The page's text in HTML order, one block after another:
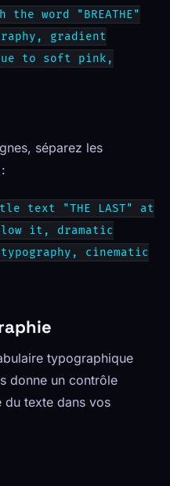
word "BREATHE"
gradient
to soft pink,
séparez les
text "THE LAST" at
it, dramatic
cinematic
typographique
donne un contrôle
du texte dans vos